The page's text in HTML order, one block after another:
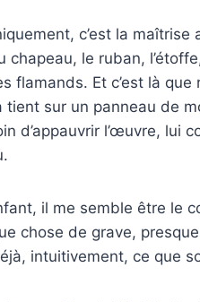
c’est la
chapeau, le ruban,
flamands. Et c’est là
sur un panneau de
d’appauvrir l’œuvre, lui
il me semble être le
chose de grave,
intuitivement, ce que